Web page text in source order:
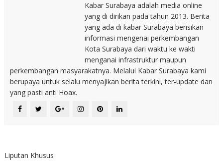
Kabar Surabaya adalah media online
yang di dirikan pada tahun 2013. Berita
yang ada di kabar Surabaya berisikan
informasi mengenai perkembangan
Kota Surabaya dari waktu ke wakti
menganai infrastruktur maupun
perkembangan masyarakatnya. Melalui Kabar Surabaya kami
berupaya untuk selalu menyajikan berita terkini, ter-update dan
yang pasti anti Hoax.
Liputan Khusus